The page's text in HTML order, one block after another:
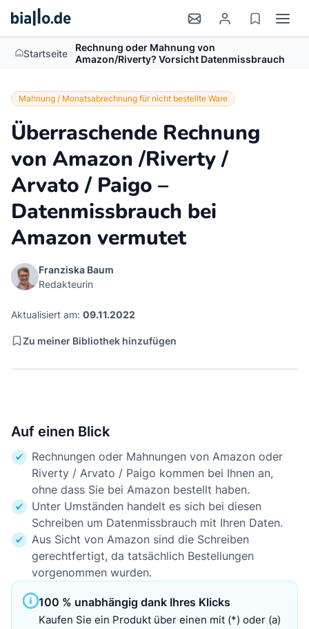
Startseite > Rechnung oder Mahnung von
Amazon/Riverty? Vorsicht Datenmissbrauch
Mahnung / Monatsabrechnung für nicht bestellte Ware
Überraschende Rechnung
von Amazon /Riverty /
Arvato / Paigo –
Datenmissbrauch bei
Amazon vermutet
Franziska Baum
Redakteurin
Aktualisiert am: 09.11.2022
Zu meiner Bibliothek hinzufügen
Auf einen Blick
Rechnungen oder Mahnungen von Amazon oder
Riverty / Arvato / Paigo kommen bei Ihnen an,
ohne dass Sie bei Amazon bestellt haben.
Unter Umständen handelt es sich bei diesen
Schreiben um Datenmissbrauch mit Ihren Daten.
Aus Sicht von Amazon sind die Schreiben
gerechtfertigt, da tatsächlich Bestellungen
vorgenommen wurden.
100 % unabhängig dank Ihres Klicks
Kaufen Sie ein Produkt über einen mit (*) oder (a)